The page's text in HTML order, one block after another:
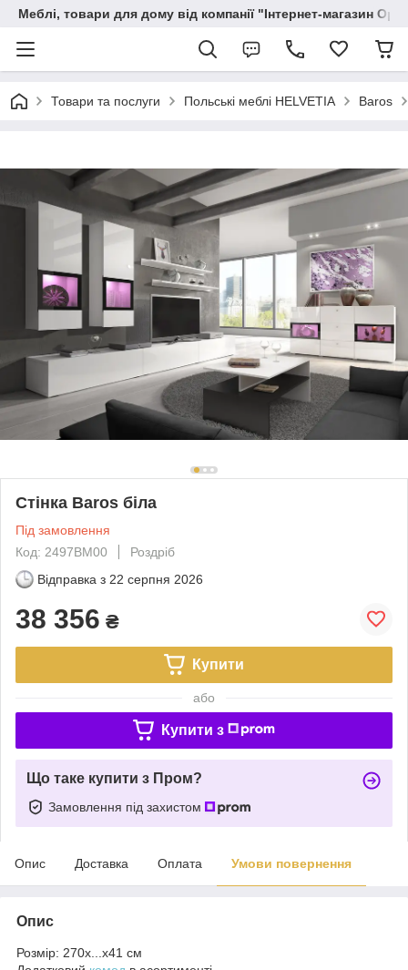
Меблі, товари для дому від компанії "Інтернет-магазин
Товари та послуги Польські меблі HELVETIA Baros
Стінка Baros біла
Під замовлення
Код: 2497BM00
Роздріб
Відправка з 22 серпня 2026
38 356 ₴
Купити
або
Купити з
Що таке купити з Пром?
Замовлення під захистом
Опис Доставка Оплата Умови повернення
Опис
Розмір: 270х...х41 см